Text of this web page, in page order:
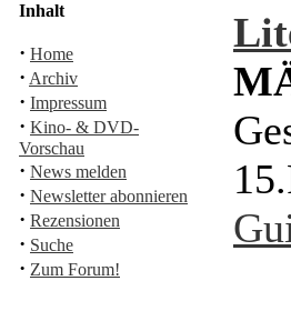
Inhalt
· Home
· Archiv
· Impressum
· Kino- & DVD-
Vorschau
· News melden
· Newsletter abonnieren
· Rezensionen
· Suche
· Zum Forum!